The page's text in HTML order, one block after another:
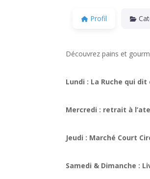
Profil
Découvrez pains et
Lundi : La Ruche qui
Mercredi : retrait à
Jeudi : Marché Court
Samedi & Dimanche :